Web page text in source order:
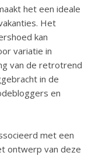
het een ideale
Het
kan
variatie in
van de retrotrend
in de
en
met een
ontwerp van deze